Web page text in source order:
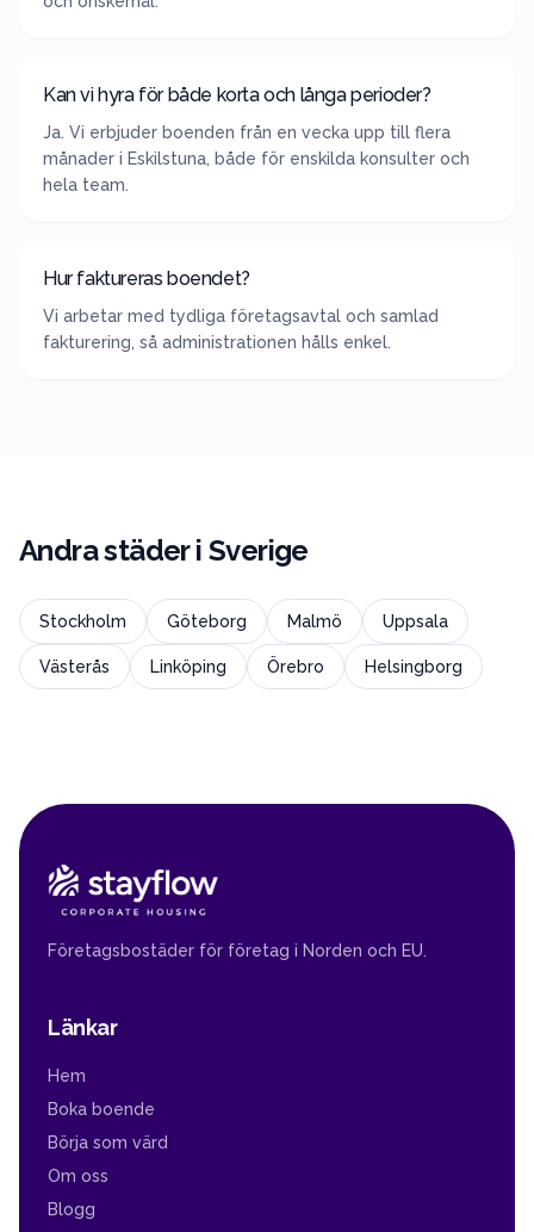
Kan vi hyra för både korta och långa perioder?
Ja. Vi erbjuder boenden från en vecka upp till flera
månader i Eskilstuna, både för enskilda konsulter och
hela team.
Hur faktureras boendet?
Vi arbetar med tydliga företagsavtal och samlad
fakturering, så administrationen hålls enkel.
Andra städer i Sverige
Stockholm Göteborg Malmö Uppsala
Västerås Linköping Örebro Helsingborg
Företagsbostäder för företag i Norden och EU.
Länkar
Hem
Boka boende
Börja som värd
Om oss
Blogg